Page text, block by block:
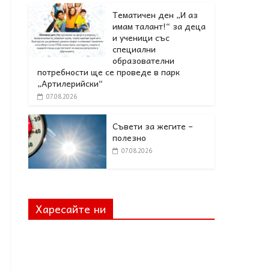
Тематичен ден „И аз
имам талант!“ за деца
и ученици със
специални
образователни
потребности ще се проведе в парк
„Артилерийски“
07.08.2026
Съвети за жегите –
полезно
07.08.2026
Харесайте ни